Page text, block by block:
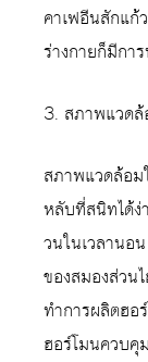
คาเฟอีนสักแ
ร่างกายก็มีกา
3. สภาพแวด
สภาพแวดล้อม
หลับที่สนิทได้ง่
วนในเวลานอ
ของสมองส่วน
ทำการผลิตฮ
ฮอร์โมนควบคุ